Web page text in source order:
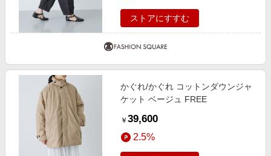
ペット・花・DIY・車
旅行・レジャー・ホテル予約
金融・マネー・保険
デジタルコンテンツ
ビジネス・その他サービス
わくわく夏特集
とことん買い物チャレンジ
Apple公式サイト×楽天カード分割払い
Qoo10メガポ
ストアにすすむ
かぐれ/かぐれ コットンダウンジャ
ケット ベージュ FREE
￥ 39,600
2.5%